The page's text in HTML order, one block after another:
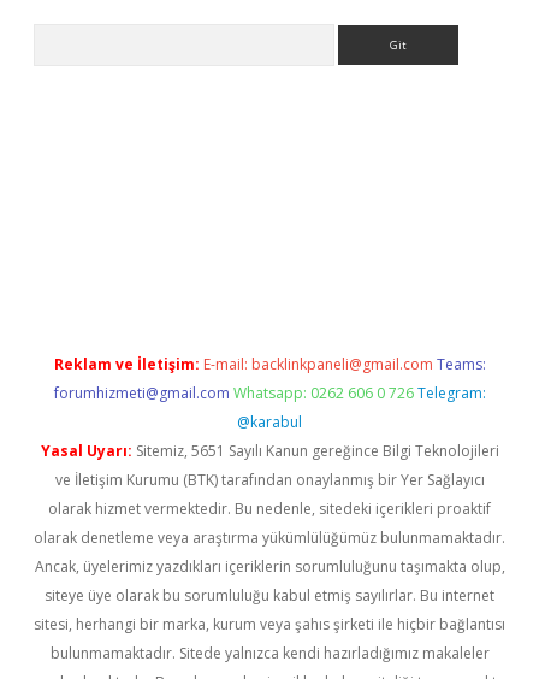
Reklam ve İletişim: E-mail: backlinkpaneli@gmail.com Teams:
forumhizmeti@gmail.com Whatsapp: 0262 606 0 726 Telegram:
@karabul
Yasal Uyarı: Sitemiz, 5651 Sayılı Kanun gereğince Bilgi Teknolojileri
ve İletişim Kurumu (BTK) tarafından onaylanmış bir Yer Sağlayıcı
olarak hizmet vermektedir. Bu nedenle, sitedeki içerikleri proaktif
olarak denetleme veya araştırma yükümlülüğümüz bulunmamaktadır.
Ancak, üyelerimiz yazdıkları içeriklerin sorumluluğunu taşımakta olup,
siteye üye olarak bu sorumluluğu kabul etmiş sayılırlar. Bu internet
sitesi, herhangi bir marka, kurum veya şahıs şirketi ile hiçbir bağlantısı
bulunmamaktadır. Sitede yalnızca kendi hazırladığımız makaleler